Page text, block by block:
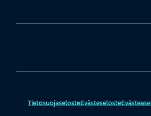
TietosuojaselosteEvästeseloste